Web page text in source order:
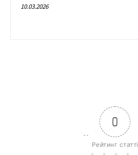
10.03.2026
0
Рейтинг статті